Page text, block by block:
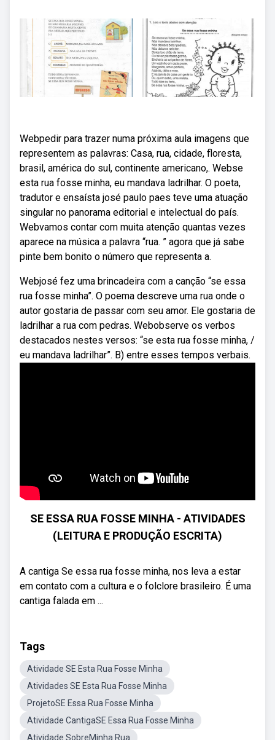
Webpedir para trazer numa próxima aula imagens que
representem as palavras: Casa, rua, cidade, floresta,
brasil, américa do sul, continente americano,. Webse
esta rua fosse minha, eu mandava ladrilhar. O poeta,
tradutor e ensaísta josé paulo paes teve uma atuação
singular no panorama editorial e intelectual do país.
Webvamos contar com muita atenção quantas vezes
aparece na música a palavra “rua. ” agora que já sabe
pinte bem bonito o número que representa a.
Webjosé fez uma brincadeira com a canção “se essa
rua fosse minha”. O poema descreve uma rua onde o
autor gostaria de passar com seu amor. Ele gostaria de
ladrilhar a rua com pedras. Webobserve os verbos
destacados nestes versos: “se esta rua fosse minha, /
eu mandava ladrilhar”. B) entre esses tempos verbais.
SE ESSA RUA FOSSE MINHA - ATIVIDADES
(LEITURA E PRODUÇÃO ESCRITA)
A cantiga Se essa rua fosse minha, nos leva a estar
em contato com a cultura e o folclore brasileiro. É uma
cantiga falada em ...
Tags
Atividade SE Esta Rua Fosse Minha
Atividades SE Esta Rua Fosse Minha
ProjetoSE Essa Rua Fosse Minha
Atividade CantigaSE Essa Rua Fosse Minha
Atividade SobreMinha Rua